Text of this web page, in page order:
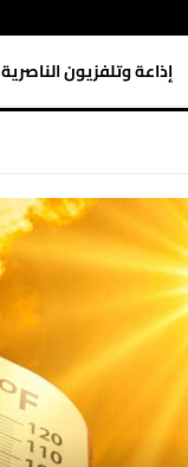
إذاعة وتلفزيون الناصرية